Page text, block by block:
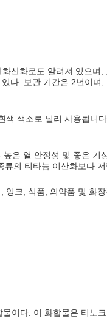
산화로도 알려져 있으며
다. 보관 기간은 2년이며
색소로 널리 사용됩니
은 열 안정성 및 좋은 기
의 티타늄 이산화보다
크, 식품, 의약품 및 화
이다. 이 화합물은 티노